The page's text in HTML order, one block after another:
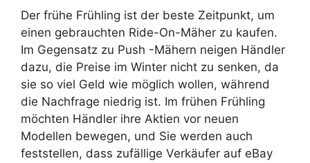
Der frühe Frühling ist der beste Zeitpunkt, um
einen gebrauchten Ride-On-Mäher zu kaufen.
Im Gegensatz zu Push -Mähern neigen Händler
dazu, die Preise im Winter nicht zu senken, da
sie so viel Geld wie möglich wollen, während
die Nachfrage niedrig ist. Im frühen Frühling
möchten Händler ihre Aktien vor neuen
Modellen bewegen, und Sie werden auch
feststellen, dass zufällige Verkäufer auf eBay